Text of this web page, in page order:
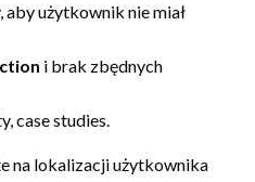
aby użytkownik nie miał
i brak zbędnych
case studies.
na lokalizacji użytkownika